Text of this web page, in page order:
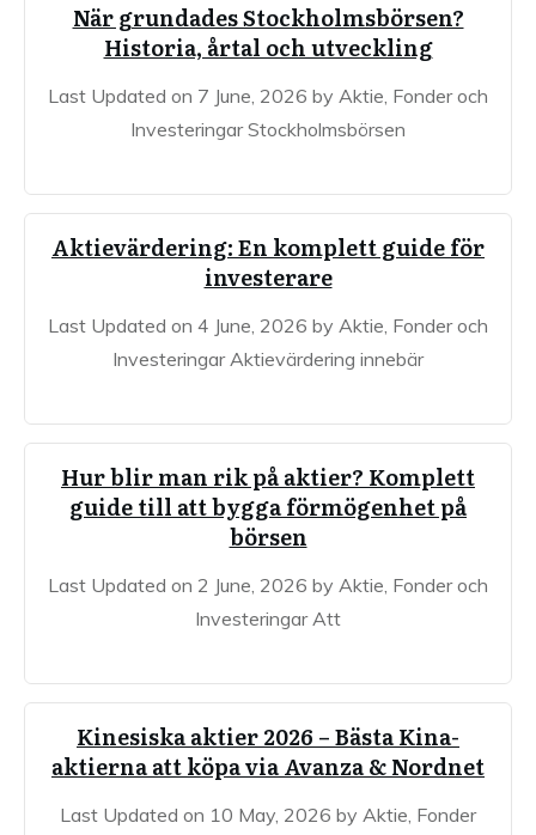
När grundades Stockholmsbörsen?
Historia, årtal och utveckling
Last Updated on 7 June, 2026 by Aktie, Fonder och
Investeringar Stockholmsbörsen
Aktievärdering: En komplett guide för
investerare
Last Updated on 4 June, 2026 by Aktie, Fonder och
Investeringar Aktievärdering innebär
Hur blir man rik på aktier? Komplett
guide till att bygga förmögenhet på
börsen
Last Updated on 2 June, 2026 by Aktie, Fonder och
Investeringar Att
Kinesiska aktier 2026 – Bästa Kina-
aktierna att köpa via Avanza & Nordnet
Last Updated on 10 May, 2026 by Aktie, Fonder